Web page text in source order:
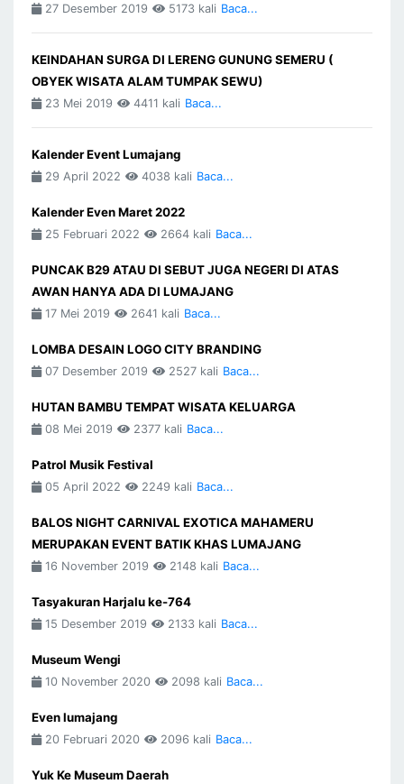
27 Desember 2019 5173 kali Baca...
KEINDAHAN SURGA DI LERENG GUNUNG SEMERU (
OBYEK WISATA ALAM TUMPAK SEWU)
23 Mei 2019 4411 kali Baca...
Kalender Event Lumajang
29 April 2022 4038 kali Baca...
Kalender Even Maret 2022
25 Februari 2022 2664 kali Baca...
PUNCAK B29 ATAU DI SEBUT JUGA NEGERI DI ATAS
AWAN HANYA ADA DI LUMAJANG
17 Mei 2019 2641 kali Baca...
LOMBA DESAIN LOGO CITY BRANDING
07 Desember 2019 2527 kali Baca...
HUTAN BAMBU TEMPAT WISATA KELUARGA
08 Mei 2019 2377 kali Baca...
Patrol Musik Festival
05 April 2022 2249 kali Baca...
BALOS NIGHT CARNIVAL EXOTICA MAHAMERU
MERUPAKAN EVENT BATIK KHAS LUMAJANG
16 November 2019 2148 kali Baca...
Tasyakuran Harjalu ke-764
15 Desember 2019 2133 kali Baca...
Museum Wengi
10 November 2020 2098 kali Baca...
Even lumajang
20 Februari 2020 2096 kali Baca...
Yuk Ke Museum Daerah